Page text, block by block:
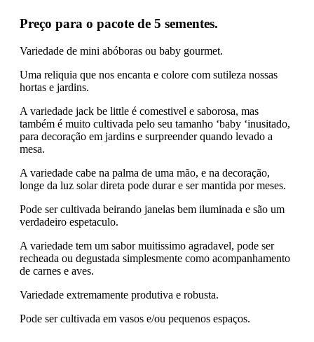
Preço para o pacote de 5 sementes.
Variedade de mini abóboras ou baby gourmet.
Uma reliquia que nos encanta e colore com sutileza nossas
hortas e jardins.
A variedade jack be little é comestivel e saborosa, mas
também é muito cultivada pelo seu tamanho ‘baby ‘inusitado,
para decoração em jardins e surpreender quando levado a
mesa.
A variedade cabe na palma de uma mão, e na decoração,
longe da luz solar direta pode durar e ser mantida por meses.
Pode ser cultivada beirando janelas bem iluminada e são um
verdadeiro espetaculo.
A variedade tem um sabor muitissimo agradavel, pode ser
recheada ou degustada simplesmente como acompanhamento
de carnes e aves.
Variedade extremamente produtiva e robusta.
Pode ser cultivada em vasos e/ou pequenos espaços.